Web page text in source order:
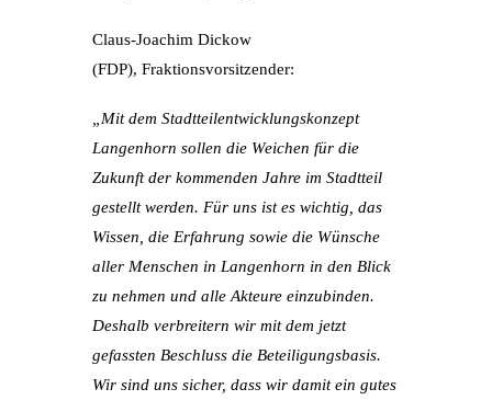
Claus-Joachim Dickow
(FDP), Fraktionsvorsitzender:
„Mit dem Stadtteilentwicklungskonzept
Langenhorn sollen die Weichen für die
Zukunft der kommenden Jahre im Stadtteil
gestellt werden. Für uns ist es wichtig, das
Wissen, die Erfahrung sowie die Wünsche
aller Menschen in Langenhorn in den Blick
zu nehmen und alle Akteure einzubinden.
Deshalb verbreitern wir mit dem jetzt
gefassten Beschluss die Beteiligungsbasis.
Wir sind uns sicher, dass wir damit ein gutes